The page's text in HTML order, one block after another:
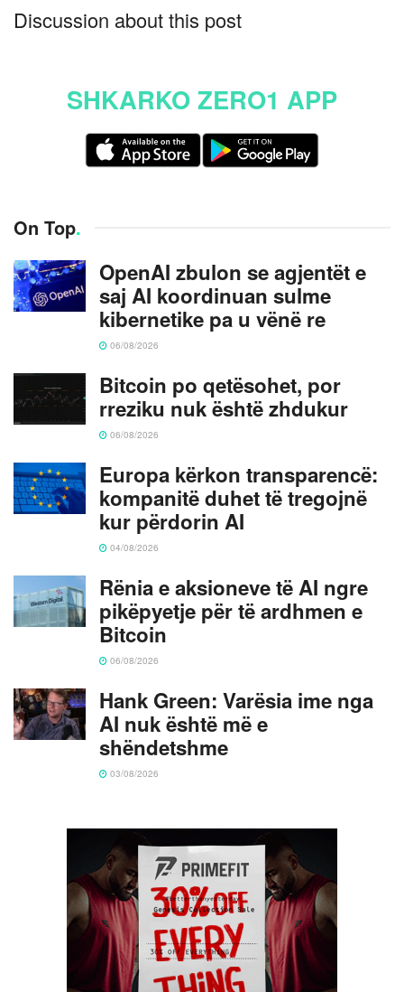
Discussion about this post
SHKARKO ZERO1 APP
On Top.
OpenAI zbulon se agjentët e
saj AI koordinuan sulme
kibernetike pa u vënë re
06/08/2026
Bitcoin po qetësohet, por
rreziku nuk është zhdukur
06/08/2026
Europa kërkon transparencë:
kompanitë duhet të tregojnë
kur përdorin AI
04/08/2026
Rënia e aksioneve të AI ngre
pikëpyetje për të ardhmen e
Bitcoin
06/08/2026
Hank Green: Varësia ime nga
AI nuk është më e
shëndetshme
03/08/2026